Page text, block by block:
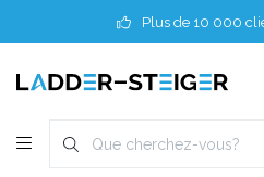
Plus de 10 000